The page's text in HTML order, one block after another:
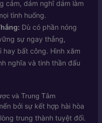
cảm, dám nghĩ dám làm
tình huống.
Dù có phần nóng
sự ngay thẳng,
hay bất công. Hình xăm
nghĩa và tinh thần đấu
và Trung Tâm
bởi sự kết hợp hài hòa
trung thành tuyệt đối.